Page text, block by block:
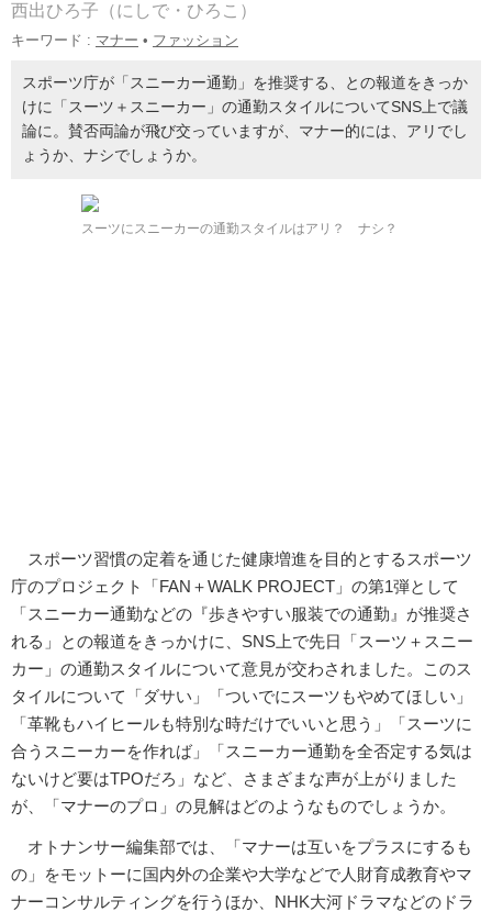
西出ひろ子（にしで・ひろこ）
キーワード : マナー • ファッション
スポーツ庁が「スニーカー通勤」を推奨する、との報道をきっか
けに「スーツ＋スニーカー」の通勤スタイルについてSNS上で議
論に。賛否両論が飛び交っていますが、マナー的には、アリでし
ょうか、ナシでしょうか。
スーツにスニーカーの通勤スタイルはアリ？ ナシ？
スポーツ習慣の定着を通じた健康増進を目的とするスポーツ
庁のプロジェクト「FAN＋WALK PROJECT」の第1弾として
「スニーカー通勤などの『歩きやすい服装での通勤』が推奨さ
れる」との報道をきっかけに、SNS上で先日「スーツ＋スニー
カー」の通勤スタイルについて意見が交わされました。このス
タイルについて「ダサい」「ついでにスーツもやめてほしい」
「革靴もハイヒールも特別な時だけでいいと思う」「スーツに
合うスニーカーを作れば」「スニーカー通勤を全否定する気は
ないけど要はTPOだろ」など、さまざまな声が上がりました
が、「マナーのプロ」の見解はどのようなものでしょうか。
オトナンサー編集部では、「マナーは互いをプラスにするも
の」をモットーに国内外の企業や大学などで人財育成教育やマ
ナーコンサルティングを行うほか、NHK大河ドラマなどのドラ